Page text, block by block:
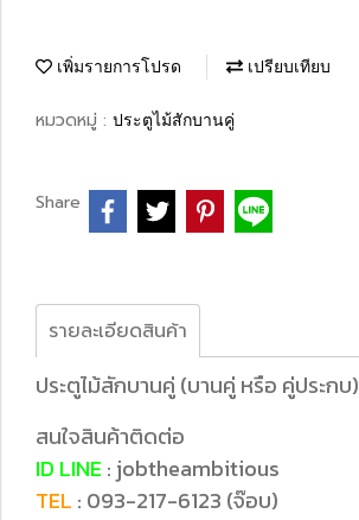
เพิ่มรายการโปรด เปรียบเทียบ
หมวดหมู่ : ประตูไม้สักบานคู่
Share
รายละเอียดสินค้า
ประตูไม้สักบานคู่ (บานคู่ หรือ คู่ประกบ)
สนใจสินค้าติดต่อ
ID LINE : jobtheambitious
TEL : 093-217-6123 (จ๊อบ)